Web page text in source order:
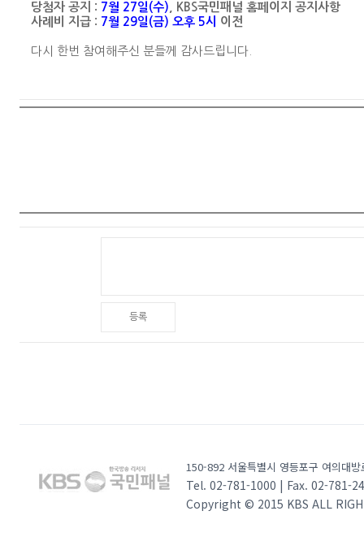
당첨자 공지 : 7월 27일(수) , KBS국민패널 홈페이지 공지사항
사례비 지급 : 7월 29일(금) 오후 5시 이전
다시 한번 참여해주신 분들께 감사드립니다.
등록
150-892 서울특별시 영등포구 여의대
Tel. 02-781-1000 | Fax. 02-781-
Copyright © 2015 KBS ALL